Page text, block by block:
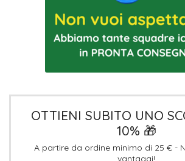
OTTIENI SUBITO UNO
10% 🎁
A partire da ordine minimo di 25 € -
vantaggi!